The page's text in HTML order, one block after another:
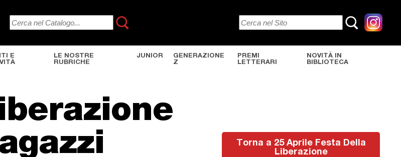
E
LE NOSTRE
RUBRICHE
JUNIOR
GENERAZIONE
Z
PREMI
LETTERARI
NOVITÀ IN
BIBLIOTECA
Torna a 25 Aprile Festa Della
Liberazione